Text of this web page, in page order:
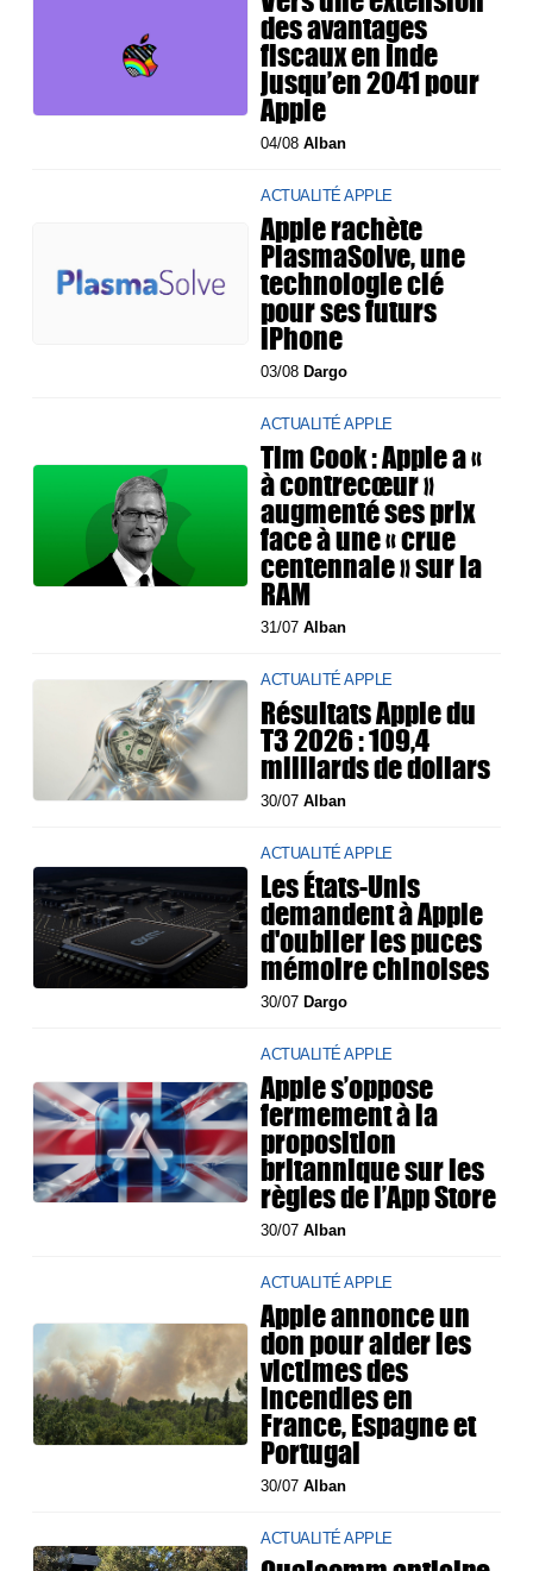
des avantages
fiscaux en Inde
jusqu’en 2041 pour
Apple
04/08Alban
ACTUALITÉ APPLE
Apple rachète
PlasmaSolve, une
technologie clé
pour ses futurs
iPhone
03/08 Dargo
ACTUALITÉ APPLE
Tim Cook : Apple a «
à contrecœur »
augmenté ses prix
face à une « crue
centennale » sur la
RAM
31/07Alban
ACTUALITÉ APPLE
Résultats Apple du
T3 2026 : 109,4
milliards de dollars
30/07Alban
ACTUALITÉ APPLE
Les États-Unis
demandent à Apple
d'oublier les puces
mémoire chinoises
30/07 Dargo
ACTUALITÉ APPLE
Apple s’oppose
fermement à la
proposition
britannique sur les
règles de l’App Store
30/07Alban
ACTUALITÉ APPLE
Apple annonce un
don pour aider les
victimes des
incendies en
France, Espagne et
Portugal
30/07Alban
ACTUALITÉ APPLE